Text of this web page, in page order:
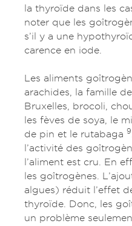
la thyroïde dans les
noter que les
s’il y a une
carence en iode.
Les aliments
arachides, la famille
Bruxelles, brocoli,
les fèves de soya, le
de pin et le rutabaga 9
l’activité des
l’aliment est cru. En
les goîtrogènes.
algues) réduit l’effet
thyroïde. Donc, les
un problème